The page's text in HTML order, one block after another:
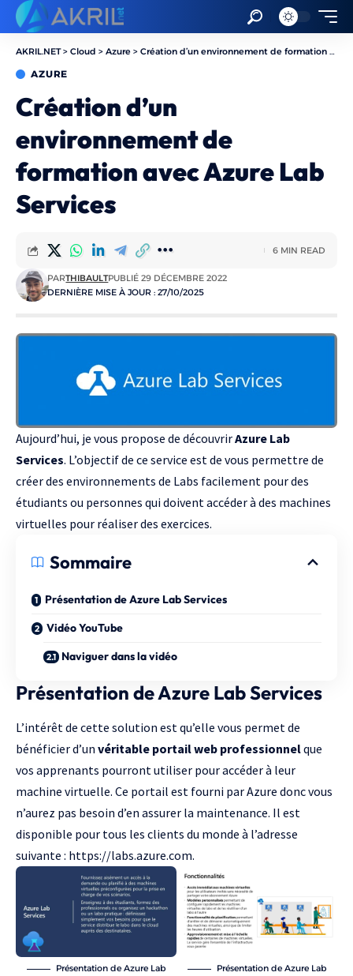
AKRIL.NET> Cloud > Azure > Création d’un environnement de formation avec Azure Lab Services
AZURE
Création d’un
environnement de
formation avec Azure Lab
Services
DERNIÈRE MISE À JOUR : 27/10/2025
PARTHIBAULTPUBLIÉ 29 DÉCEMBRE 2022
6 MIN READ
Aujourd’hui, je vous propose de découvrirAzure Lab
Services. L’objectif de ce service est de vous permettre de
créer des environnements de Labs facilement pour des
étudiants ou personnes qui doivent accéder à des machines
virtuelles pour réaliser des exercices.
Sommaire
Présentation de Azure Lab Services
Vidéo YouTube
Naviguer dans la vidéo
Présentation de Azure Lab Services
L’intérêt de cette solution est qu’elle vous permet de
bénéficier d’un véritable portail web professionnelque
vos apprenants pourront utiliser pour accéder à leur
machine virtuelle. Ce portail est fourni par Azure donc vous
n’aurez pas besoin d’en assurer la maintenance. Il est
disponible pour tous les clients du monde à l’adresse
suivante : https://labs.azure.com.
Présentation de Azure Lab
Présentation de Azure Lab